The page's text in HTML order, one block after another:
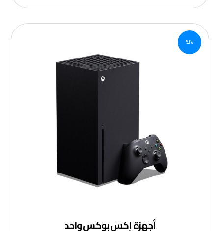
أجهزة إكس بوكس ​​واحد
١٧%